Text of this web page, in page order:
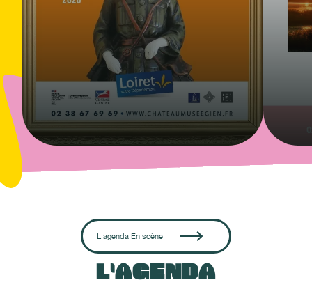
L'agenda En scène
L'AGENDA